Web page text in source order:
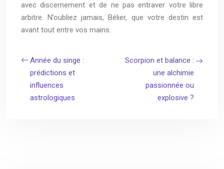
avec discernement et de ne pas entraver votre libre
arbitre. N’oubliez jamais, Bélier, que votre destin est
avant tout entre vos mains.
Année du singe :
prédictions et
influences
astrologiques
Scorpion et balance :
une alchimie
passionnée ou
explosive ?